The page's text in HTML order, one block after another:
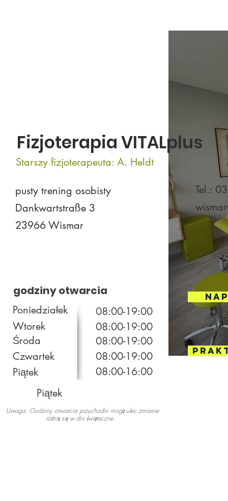
Fizjoterapia VITALplus
Starszy fizjoterapeuta: A. Heldt
pusty trening osobisty
Dankwartstraße 3
23966 Wismar
Tel.:
godziny otwarcia
Poniedziałek
08:00-19:00
Wtorek
08:00-19:00
Środa
08:00-19:00
Czwartek
08:00-19:00
Piątek
08:00-16:00
Uwaga: Godziny otwarcia przychodni mogą ulec zmianie
różnią się w dni świąteczne.
Piątek